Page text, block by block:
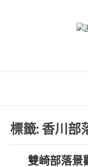
標籤:香川部
雙崎部落景